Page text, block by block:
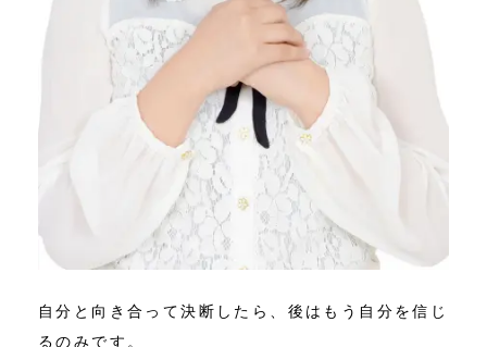
自分と向き合って決断したら、後はもう自分を信じ
るのみです。